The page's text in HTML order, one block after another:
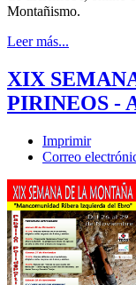
Montañismo.
Leer más...
XIX
PIRINEOS -
Imprimir
Correo